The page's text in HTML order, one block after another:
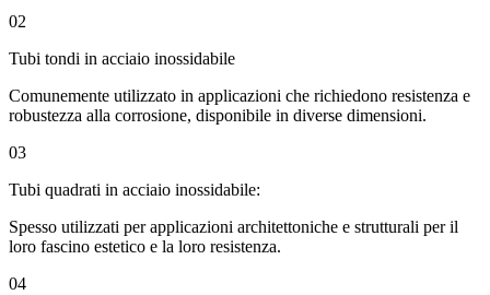
02
Tubi tondi in acciaio inossidabile
Comunemente utilizzato in applicazioni che richiedono resistenza e
robustezza alla corrosione, disponibile in diverse dimensioni.
03
Tubi quadrati in acciaio inossidabile:
Spesso utilizzati per applicazioni architettoniche e strutturali per il
loro fascino estetico e la loro resistenza.
04